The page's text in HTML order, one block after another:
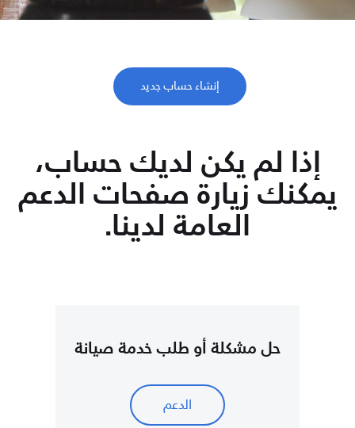
وفر الوقت واستمتع بالحياة
إنشاء حساب جديد
إذا لم يكن لديك حساب،
يمكنك زيارة صفحات الدعم
العامة لدينا.
حل مشكلة أو طلب خدمة صيانة
الدعم